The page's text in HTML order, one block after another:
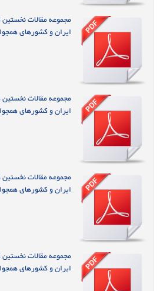
مجموعه مقالات
ایران و کشورهای
مجموعه مقالات
ایران و کشورهای
مجموعه مقالات
ایران و کشورهای
مجموعه مقالات
ایران و کشورهای